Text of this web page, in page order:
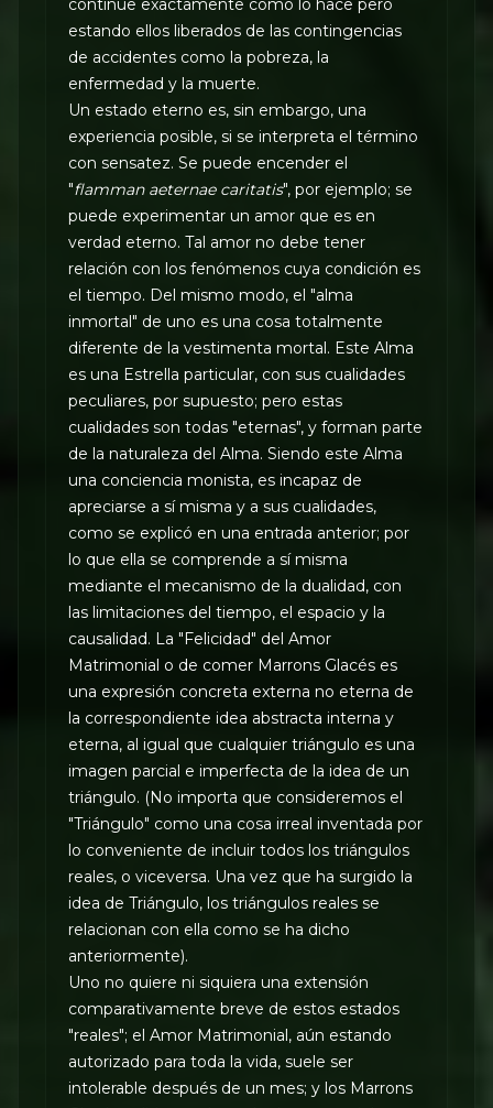
continúe exactamente como lo hace pero
estando ellos liberados de las contingencias
de accidentes como la pobreza, la
enfermedad y la muerte.
Un estado eterno es, sin embargo, una
experiencia posible, si se interpreta el término
con sensatez. Se puede encender el
"flamman aeternae caritatis", por ejemplo; se
puede experimentar un amor que es en
verdad eterno. Tal amor no debe tener
relación con los fenómenos cuya condición es
el tiempo. Del mismo modo, el "alma
inmortal" de uno es una cosa totalmente
diferente de la vestimenta mortal. Este Alma
es una Estrella particular, con sus cualidades
peculiares, por supuesto; pero estas
cualidades son todas "eternas", y forman parte
de la naturaleza del Alma. Siendo este Alma
una conciencia monista, es incapaz de
apreciarse a sí misma y a sus cualidades,
como se explicó en una entrada anterior; por
lo que ella se comprende a sí misma
mediante el mecanismo de la dualidad, con
las limitaciones del tiempo, el espacio y la
causalidad. La "Felicidad" del Amor
Matrimonial o de comer Marrons Glacés es
una expresión concreta externa no eterna de
la correspondiente idea abstracta interna y
eterna, al igual que cualquier triángulo es una
imagen parcial e imperfecta de la idea de un
triángulo. (No importa que consideremos el
"Triángulo" como una cosa irreal inventada por
lo conveniente de incluir todos los triángulos
reales, o viceversa. Una vez que ha surgido la
idea de Triángulo, los triángulos reales se
relacionan con ella como se ha dicho
anteriormente).
Uno no quiere ni siquiera una extensión
comparativamente breve de estos estados
"reales"; el Amor Matrimonial, aún estando
autorizado para toda la vida, suele ser
intolerable después de un mes; y los Marrons